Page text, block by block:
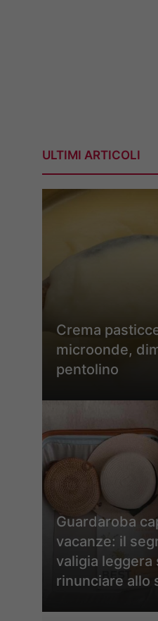
ULTIMI ARTICOLI
Crema
microonde,
pentolino
Guardaroba
vacanze: il
valigia leggera
rinunciare allo